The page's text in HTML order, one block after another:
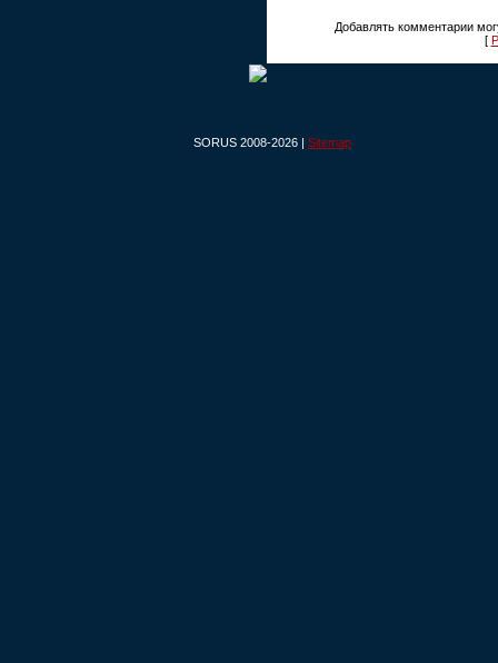
Добавлять комментарии
[
SORUS 2008-2026 | Sitemap